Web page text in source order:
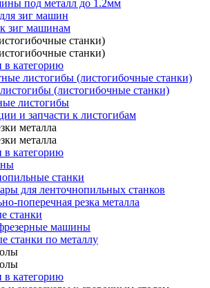
под металл до 1.2мм
зиг машин
зиг машинам
станки)
станки)
в категорию
листогибы (листогибочные станки)
(листогибочные станки)
листогибы
и запчасти к листогибам
металла
металла
в категорию
станки
для ленточнопильных станков
поперечная резка металла
станки
машины
станки по металлу
в категорию